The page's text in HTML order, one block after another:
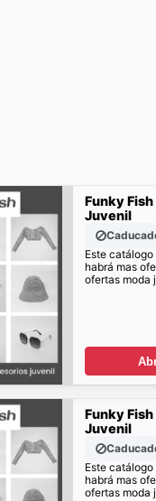
Funky
Juvenil
Este catálogo
habrá mas
ofertas moda
Funky
Juvenil
Este catálogo
habrá mas
ofertas moda